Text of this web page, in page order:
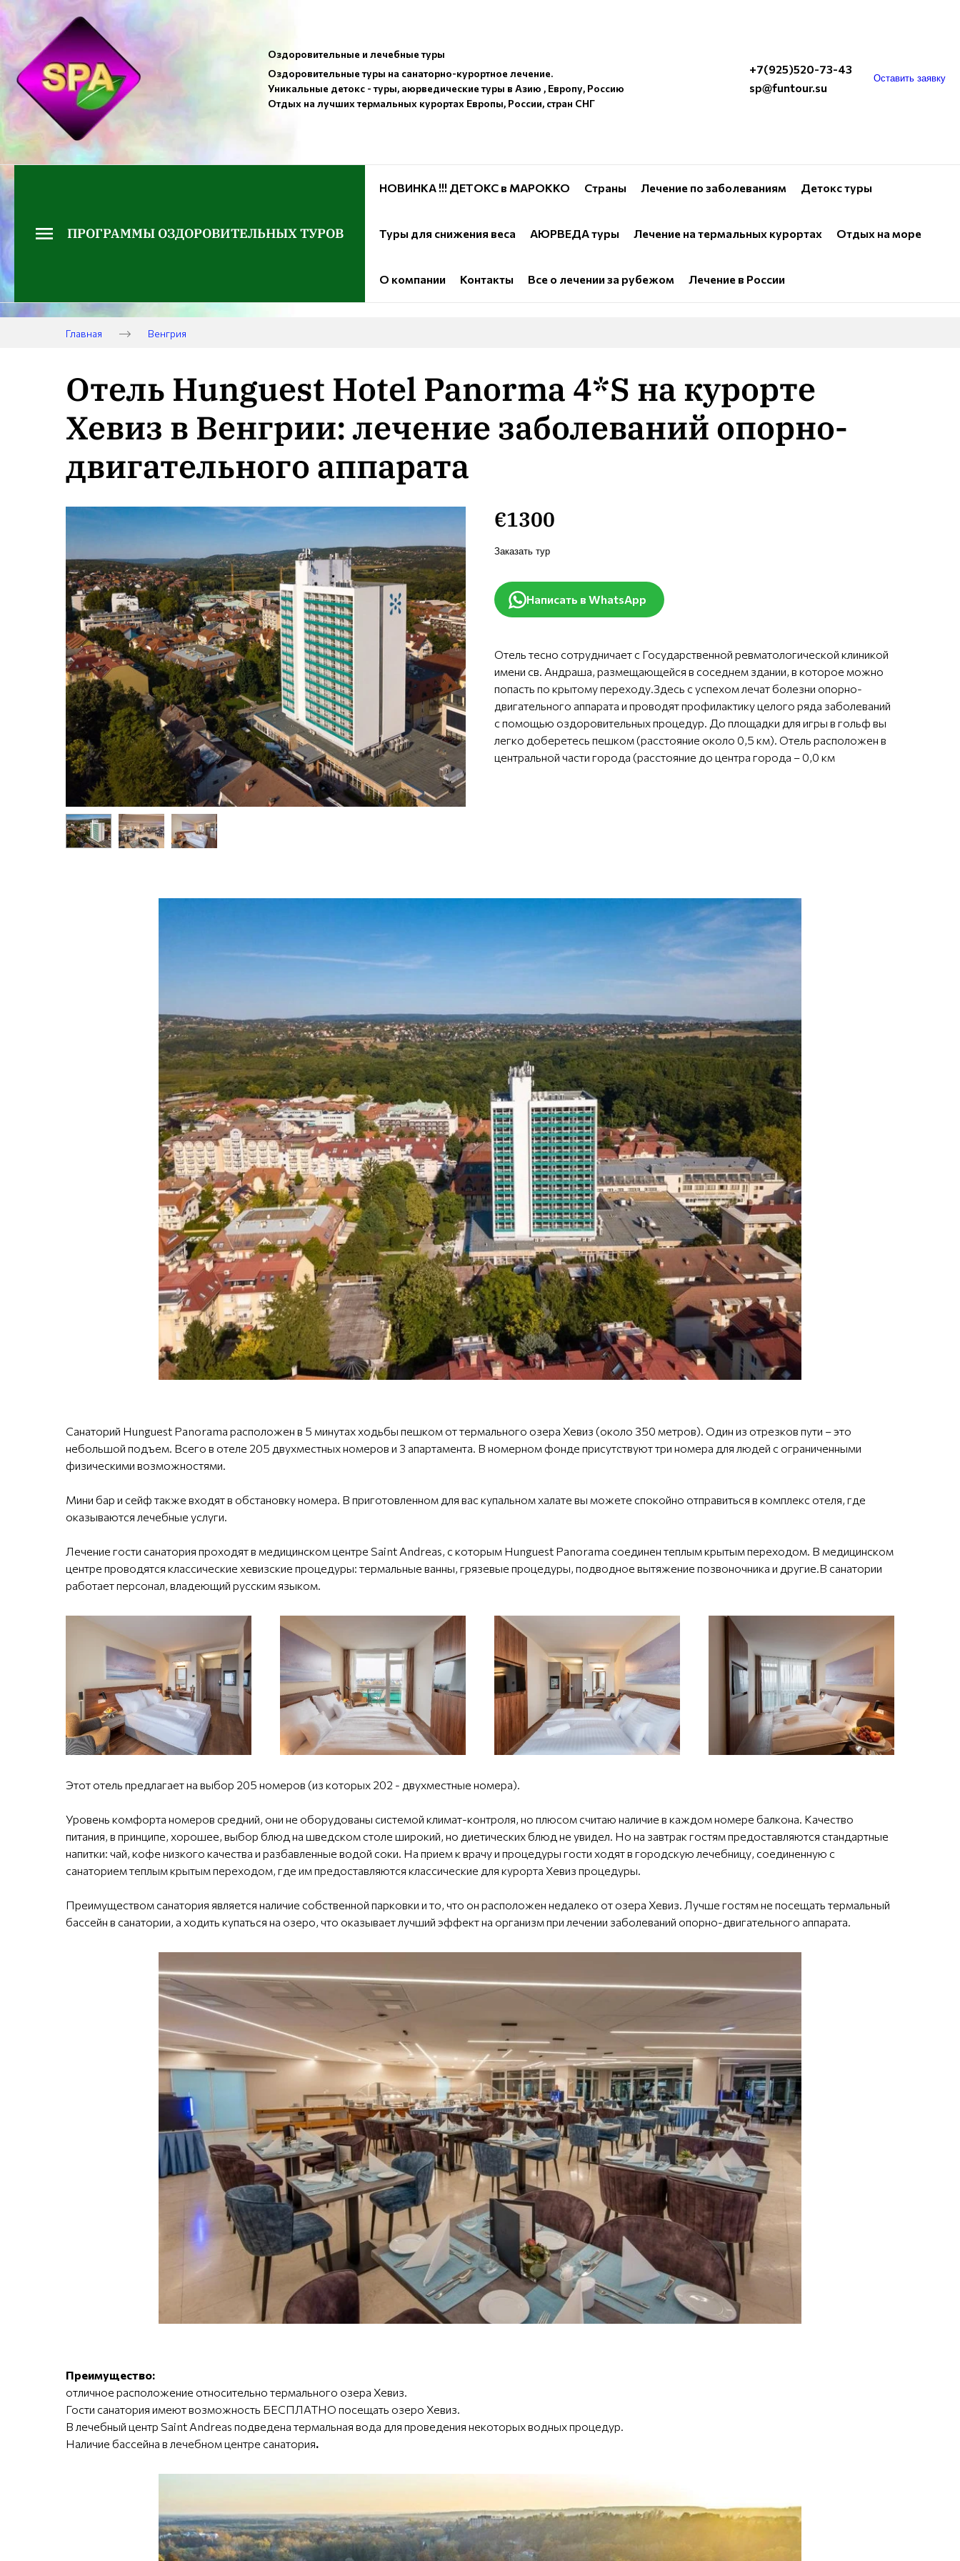
Оздоровительные и лечебные туры
Оздоровительные туры на санаторно-курортное лечение.
Уникальные детокс - туры, аюрведические туры в Азию , Европу, Россию
Отдых на лучших термальных курортах Европы, России, стран СНГ
+7(925)520-73-43
sp@funtour.su
Оставить заявку
ПРОГРАММЫ ОЗДОРОВИТЕЛЬНЫХ ТУРОВ
НОВИНКА !!! ДЕТОКС в МАРОККО Страны Лечение по заболеваниям Детокс туры
Туры для снижения веса АЮРВЕДА туры Лечение на термальных курортах Отдых на море
О компании Контакты Все о лечении за рубежом Лечение в России
Главная Венгрия
Отель Hunguest Hotel Panorma 4*S на курорте
Хевиз в Венгрии: лечение заболеваний опорно-
двигательного аппарата
€1300
Заказать тур
Написать в WhatsApp
Отель тесно сотрудничает с Государственной ревматологической клиникой
имени св. Андраша, размещающейся в соседнем здании, в которое можно
попасть по крытому переходу.Здесь с успехом лечат болезни опорно-
двигательного аппарата и проводят профилактику целого ряда заболеваний
с помощью оздоровительных процедур. До площадки для игры в гольф вы
легко доберетесь пешком (расстояние около 0,5 км). Отель расположен в
центральной части города (расстояние до центра города – 0,0 км
Санаторий Hunguest Panorama расположен в 5 минутах ходьбы пешком от термального озера Хевиз (около 350 метров). Один из отрезков пути – это
небольшой подъем. Всего в отеле 205 двухместных номеров и 3 апартамента. В номерном фонде присутствуют три номера для людей с ограниченными
физическими возможностями.
Мини бар и сейф также входят в обстановку номера. В приготовленном для вас купальном халате вы можете спокойно отправиться в комплекс отеля, где
оказываются лечебные услуги.
Лечение гости санатория проходят в медицинском центре Saint Andreas, с которым Hunguest Panorama соединен теплым крытым переходом. В медицинском
центре проводятся классические хевизские процедуры: термальные ванны, грязевые процедуры, подводное вытяжение позвоночника и другие.В санатории
работает персонал, владеющий русским языком.
Этот отель предлагает на выбор 205 номеров (из которых 202 - двухместные номера).
Уровень комфорта номеров средний, они не оборудованы системой климат-контроля, но плюсом считаю наличие в каждом номере балкона. Качество
питания, в принципе, хорошее, выбор блюд на шведском столе широкий, но диетических блюд не увидел. Но на завтрак гостям предоставляются стандартные
напитки: чай, кофе низкого качества и разбавленные водой соки. На прием к врачу и процедуры гости ходят в городскую лечебницу, соединенную с
санаторием теплым крытым переходом, где им предоставляются классические для курорта Хевиз процедуры.
Преимуществом санатория является наличие собственной парковки и то, что он расположен недалеко от озера Хевиз. Лучше гостям не посещать термальный
бассейн в санатории, а ходить купаться на озеро, что оказывает лучший эффект на организм при лечении заболеваний опорно-двигательного аппарата.
Преимущество:
отличное расположение относительно термального озера Хевиз.
Гости санатория имеют возможность БЕСПЛАТНО посещать озеро Хевиз.
В лечебный центр Saint Andreas подведена термальная вода для проведения некоторых водных процедур.
Наличие бассейна в лечебном центре санатория.